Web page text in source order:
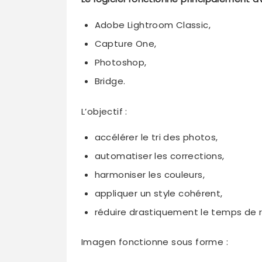
Adobe Lightroom Classic,
Capture One,
Photoshop,
Bridge.
L’objectif :
accélérer le tri des photos,
automatiser les corrections,
harmoniser les couleurs,
appliquer un style cohérent,
réduire drastiquement le temps de
Imagen fonctionne sous forme :